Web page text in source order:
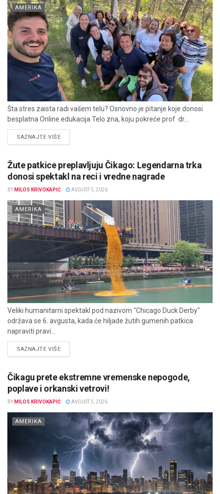
AMERIKA
Šta stres zaista radi vašem telu? Osnovno je pitanje koje donosi
besplatna Online edukacija Telo zna, koju pokreće prof. dr...
SAZNAJTE VIŠEDETAILS
Žute patkice preplavljuju Čikago: Legendarna trka
donosi spektakl na reci i vredne nagrade
BY MILOS KRIVOKAPIĆ AVGUST 5, 2026
AMERIKA
Veliki humanitarni spektakl pod nazivom "Chicago Duck Derby"
održava se 6. avgusta, kada će hiljade žutih gumenih patkica
napraviti pravi...
SAZNAJTE VIŠEDETAILS
Čikagu prete ekstremne vremenske nepogode,
poplave i orkanski vetrovi!
BY MILOS KRIVOKAPIĆ AVGUST 5, 2026
AMERIKA